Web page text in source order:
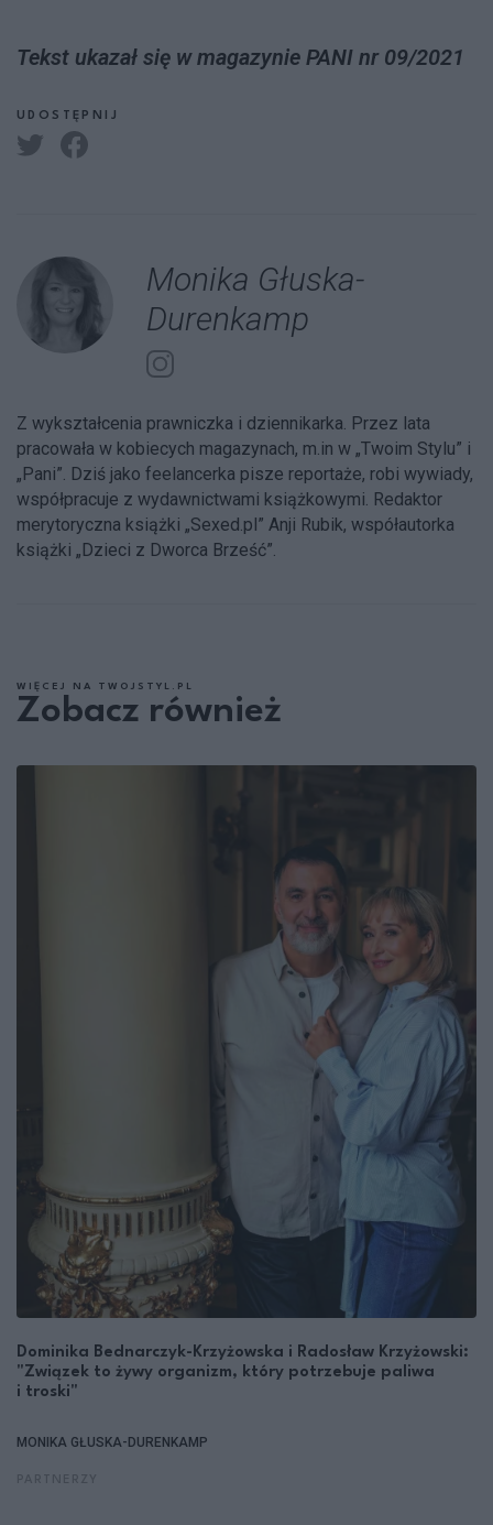
Tekst ukazał się w magazynie PANI nr 09/2021
UDOSTĘPNIJ
Monika Głuska-
Durenkamp
Z wykształcenia prawniczka i dziennikarka. Przez lata
pracowała w kobiecych magazynach, m.in w „Twoim Stylu” i
„Pani”. Dziś jako feelancerka pisze reportaże, robi wywiady,
współpracuje z wydawnictwami książkowymi. Redaktor
merytoryczna książki „Sexed.pl” Anji Rubik, współautorka
książki „Dzieci z Dworca Brześć”.
WIĘCEJ NA TWOJSTYL.PL
Zobacz również
Dominika Bednarczyk-Krzyżowska i Radosław Krzyżowski:
"Związek to żywy organizm, który potrzebuje paliwa
i troski"
MONIKA GŁUSKA-DURENKAMP